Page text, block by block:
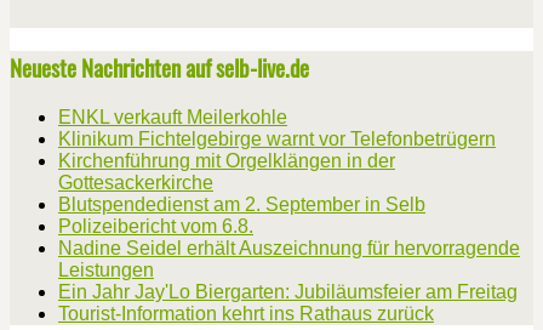
Neueste Nachrichten auf selb-live.de
ENKL verkauft Meilerkohle
Klinikum Fichtelgebirge warnt vor Telefonbetrügern
Kirchenführung mit Orgelklängen in der
Gottesackerkirche
Blutspendedienst am 2. September in Selb
Polizeibericht vom 6.8.
Nadine Seidel erhält Auszeichnung für hervorragende
Leistungen
Ein Jahr Jay'Lo Biergarten: Jubiläumsfeier am Freitag
Tourist-Information kehrt ins Rathaus zurück